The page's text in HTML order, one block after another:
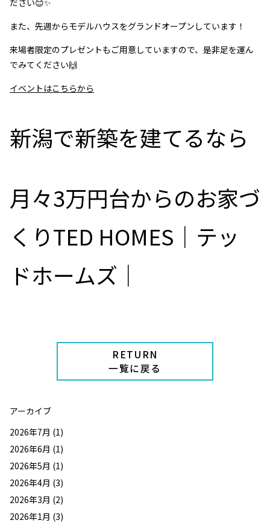
アーカイブ
2026年7月 (1)
2026年6月 (1)
2026年5月 (1)
2026年4月 (3)
2026年3月 (2)
2026年1月 (3)
また、先週からモデルハウスをグランドオープンしています！
来場者限定のプレゼントもご用意していますので、是非足を運ん
でみてください🙌
イベントはこちらから
新潟で新築を建てるなら
月々3万円台からのお家づ
くりTED HOMES｜テッ
ドホームズ｜
RETURN
一覧に戻る